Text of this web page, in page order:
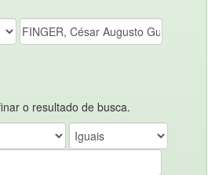
o resultado de busca.